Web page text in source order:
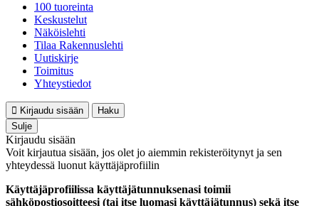
100 tuoreinta
Keskustelut
Näköislehti
Tilaa Rakennuslehti
Uutiskirje
Toimitus
Yhteystiedot
Kirjaudu sisään
Haku
Sulje
Kirjaudu sisään
Voit kirjautua sisään, jos olet jo aiemmin rekisteröitynyt ja sen
yhteydessä luonut käyttäjäprofiilin
Käyttäjäprofiilissa käyttäjätunnuksenasi toimii
sähköpostiosoitteesi (tai itse luomasi käyttäjätunnus) sekä itse